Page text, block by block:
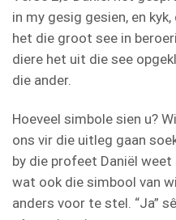
in my gesig gesien, en
het die groot see in
diere het uit die see
die ander.
Hoeveel simbole sien u?
ons vir die uitleg gaan
by die profeet Daniël
wat ook die simbool van
anders voor te stel. “Ja”